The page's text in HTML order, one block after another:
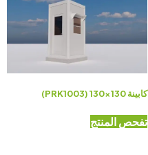
كابينة 130×130 (PRK1003)
تفحص المنتج